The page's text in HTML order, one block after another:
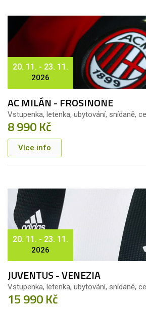
20. 11. - 23. 11.
2026
AC MILÁN - FROSINONE
Vstupenka, letenka, ubytování, snídaně,
8 990 Kč
Více info
20. 11. - 23. 11.
2026
JUVENTUS - VENEZIA
Vstupenka, letenka, ubytování, snídaně,
15 990 Kč